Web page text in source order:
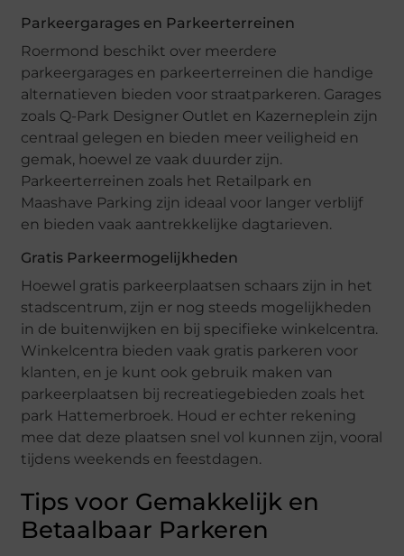
Parkeergarages en Parkeerterreinen
Roermond beschikt over meerdere
parkeergarages en parkeerterreinen die handige
alternatieven bieden voor straatparkeren. Garages
zoals Q-Park Designer Outlet en Kazerneplein zijn
centraal gelegen en bieden meer veiligheid en
gemak, hoewel ze vaak duurder zijn.
Parkeerterreinen zoals het Retailpark en
Maashave Parking zijn ideaal voor langer verblijf
en bieden vaak aantrekkelijke dagtarieven.
Gratis Parkeermogelijkheden
Hoewel gratis parkeerplaatsen schaars zijn in het
stadscentrum, zijn er nog steeds mogelijkheden
in de buitenwijken en bij specifieke winkelcentra.
Winkelcentra bieden vaak gratis parkeren voor
klanten, en je kunt ook gebruik maken van
parkeerplaatsen bij recreatiegebieden zoals het
park Hattemerbroek. Houd er echter rekening
mee dat deze plaatsen snel vol kunnen zijn, vooral
tijdens weekends en feestdagen.
Tips voor Gemakkelijk en
Betaalbaar Parkeren